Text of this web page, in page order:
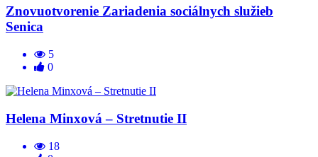
Znovuotvorenie Zariadenia sociálnych služieb
Senica
5
0
Helena Minxová – Stretnutie II
18